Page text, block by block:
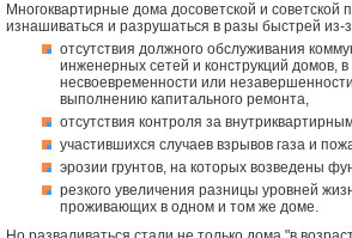
Многоквартирные дома досоветской и советской
изнашиваться и разрушаться в разы быстрей из-
отсутствия должного обслуживания
инженерных сетей и конструкций домов, в
несвоевременности или
выполнению капитального ремонта,
отсутствия контроля за
участившихся случаев взрывов газа и
эрозии грунтов, на которых возведены
резкого увеличения разницы уровней
проживающих в одном и том же доме.